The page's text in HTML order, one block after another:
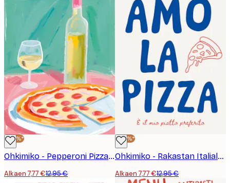
-40%*
Ohkimiko - Pepperoni Pizza ja Viini Juliste
Alkaen 7,77 €12,95 €
-40%*
Ohkimiko - Rakastan Italialaista Pizzaa Juliste
Alkaen 7,77 €12,95 €